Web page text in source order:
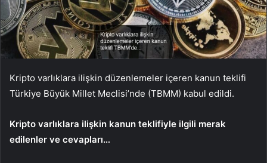
Kripto varlıklara ilişkin düzenlemeler içeren kanun teklifi
Türkiye Büyük Millet Meclisi’nde (TBMM) kabul edildi.
Kripto varlıklara ilişkin kanun teklifiyle ilgili merak
edilenler ve cevapları…